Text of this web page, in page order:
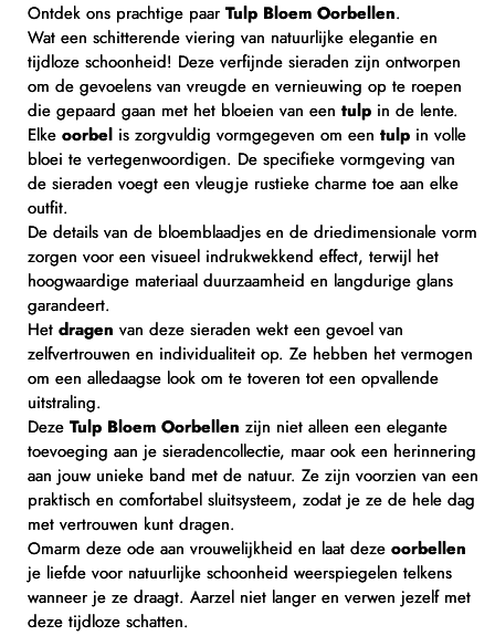
Ontdek ons prachtige paar Tulp Bloem Oorbellen.
Wat een schitterende viering van natuurlijke elegantie en
tijdloze schoonheid! Deze verfijnde sieraden zijn ontworpen
om de gevoelens van vreugde en vernieuwing op te roepen
die gepaard gaan met het bloeien van een tulp in de lente.
Elke oorbel is zorgvuldig vormgegeven om een tulp in volle
bloei te vertegenwoordigen. De specifieke vormgeving van
de sieraden voegt een vleugje rustieke charme toe aan elke
outfit.
De details van de bloemblaadjes en de driedimensionale vorm
zorgen voor een visueel indrukwekkend effect, terwijl het
hoogwaardige materiaal duurzaamheid en langdurige glans
garandeert.
Het dragen van deze sieraden wekt een gevoel van
zelfvertrouwen en individualiteit op. Ze hebben het vermogen
om een alledaagse look om te toveren tot een opvallende
uitstraling.
Deze Tulp Bloem Oorbellen zijn niet alleen een elegante
toevoeging aan je sieradencollectie, maar ook een herinnering
aan jouw unieke band met de natuur. Ze zijn voorzien van een
praktisch en comfortabel sluitsysteem, zodat je ze de hele dag
met vertrouwen kunt dragen.
Omarm deze ode aan vrouwelijkheid en laat deze oorbellen
je liefde voor natuurlijke schoonheid weerspiegelen telkens
wanneer je ze draagt. Aarzel niet langer en verwen jezelf met
deze tijdloze schatten.